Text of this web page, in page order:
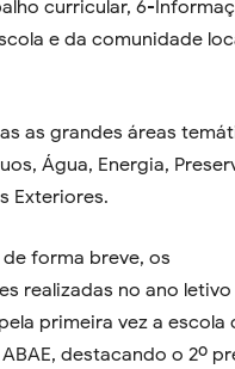
curricular, 6-
e da comunidade
as grandes áreas
Água, Energia,
Exteriores.
forma breve, os
realizadas no ano
primeira vez a escola
destacando o 2º